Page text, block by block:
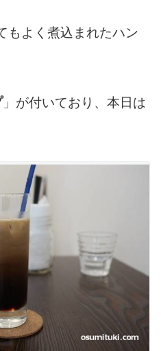
もよく煮込まれたハン
」が付いており、本日は